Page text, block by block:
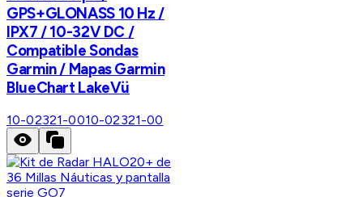
GPS+GLONASS 10 Hz /
IPX7 / 10-32V DC /
Compatible Sondas
Garmin / Mapas Garmin
BlueChart LakeVü
10-02321-0010-02321-00